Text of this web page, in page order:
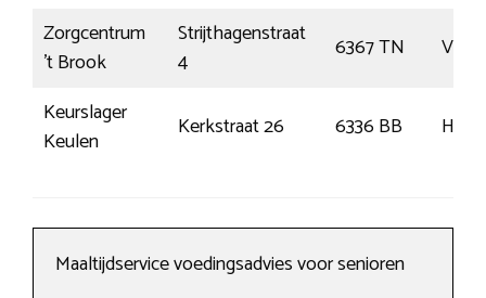
Zorgcentrum
’t Brook
Strijthagenstraat
4
6367 TN
Keurslager
Keulen
Kerkstraat 26 6336 BB
Maaltijdservice voedingsadvies voor senioren